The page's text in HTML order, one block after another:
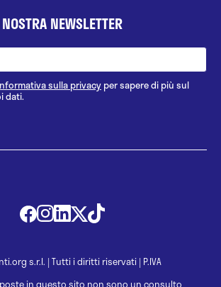
NEWSLETTER
sulla privacyper sapere di più sul
dati.
s.r.l. | Tutti i diritti riservati | P.IVA